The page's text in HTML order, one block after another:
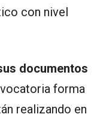
con nivel
documentos
forma
realizando en